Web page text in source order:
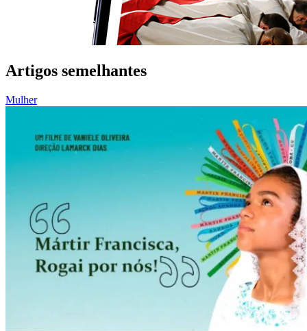
Artigos semelhantes
Mulher